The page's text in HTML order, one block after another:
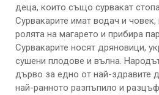
деца, които също сурвакат
Сурвакарите имат водач и
ролята на магарето и прибира
Сурвакарите носят дряновици,
сушени плодове и вълна.
дърво за едно от най-здравите
най-ранното разпъпило и